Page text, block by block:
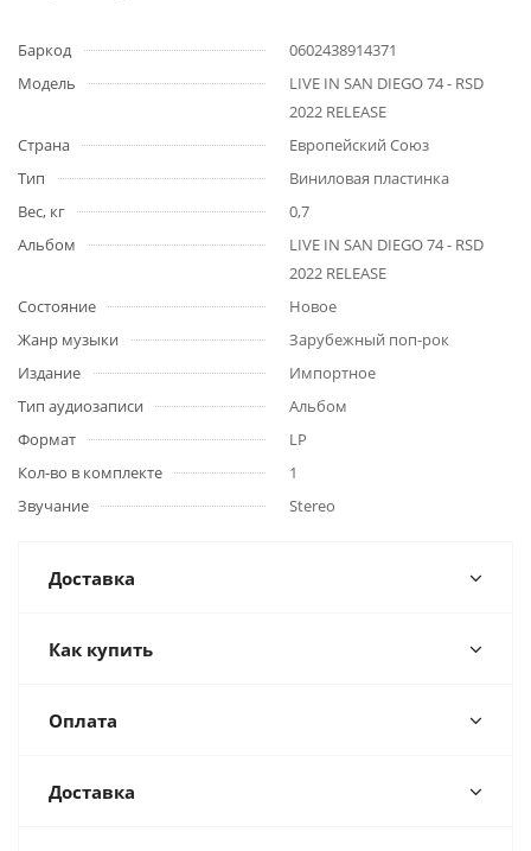
Баркод
0602438914371
Модель
LIVE IN SAN DIEGO 74 - RSD
2022 RELEASE
Страна
Европейский Союз
Тип
Виниловая пластинка
Вес, кг
0,7
Альбом
LIVE IN SAN DIEGO 74 - RSD
2022 RELEASE
Состояние
Новое
Жанр музыки
Зарубежный поп-рок
Издание
Импортное
Тип аудиозаписи
Альбом
Формат
LP
Кол-во в комплекте
1
Звучание
Stereo
Доставка
Как купить
Оплата
Доставка